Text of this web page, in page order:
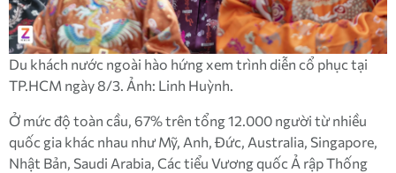
Du khách nước ngoài hào hứng xem trình diễn cổ phục tại
TP.HCM ngày 8/3. Ảnh: Linh Huỳnh.
Ở mức độ toàn cầu, 67% trên tổng 12.000 người từ nhiều
quốc gia khác nhau như Mỹ, Anh, Đức, Australia, Singapore,
Nhật Bản, Saudi Arabia, Các tiểu Vương quốc Ả rập Thống